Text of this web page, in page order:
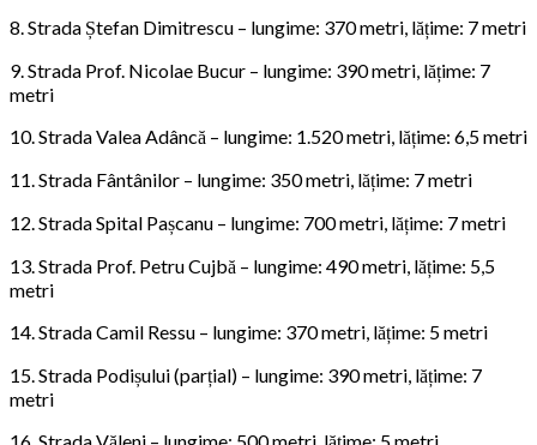
8. Strada Ștefan Dimitrescu – lungime: 370 metri, lățime: 7 metri
9. Strada Prof. Nicolae Bucur – lungime: 390 metri, lățime: 7
metri
10. Strada Valea Adâncă – lungime: 1.520 metri, lățime: 6,5 metri
11. Strada Fântânilor – lungime: 350 metri, lățime: 7 metri
12. Strada Spital Pașcanu – lungime: 700 metri, lățime: 7 metri
13. Strada Prof. Petru Cujbă – lungime: 490 metri, lățime: 5,5
metri
14. Strada Camil Ressu – lungime: 370 metri, lățime: 5 metri
15. Strada Podișului (parțial) – lungime: 390 metri, lățime: 7
metri
16. Strada Văleni – lungime: 500 metri, lățime: 5 metri